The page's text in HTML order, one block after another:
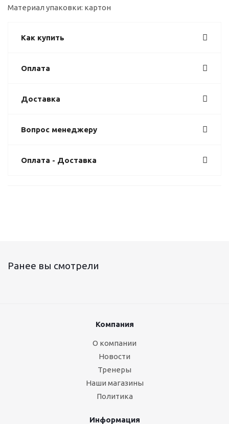
Материал упаковки: картон
Как купить
Оплата
Доставка
Вопрос менеджеру
Оплата - Доставка
Ранее вы смотрели
Компания
О компании
Новости
Тренеры
Наши магазины
Политика
Информация